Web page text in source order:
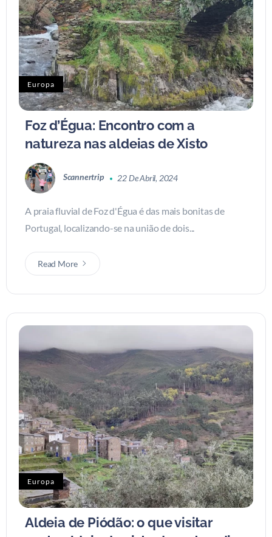
Europa
Foz d’Égua: Encontro com a
natureza nas aldeias de Xisto
Scannertrip 22 De Abril, 2024
A praia fluvial de Foz d'Égua é das mais bonitas de
Portugal, localizando-se na união de dois...
Read More
Europa
Aldeia de Piódão: o que visitar